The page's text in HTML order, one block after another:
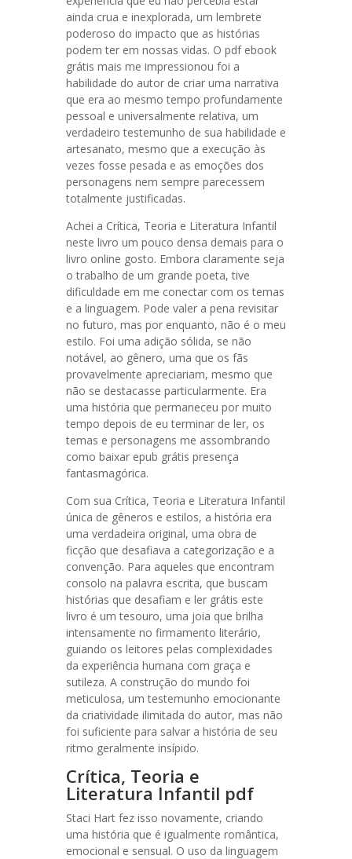
ainda crua e inexplorada, um lembrete
poderoso do impacto que as histórias
podem ter em nossas vidas. O pdf ebook
grátis mais me impressionou foi a
habilidade do autor de criar uma narrativa
que era ao mesmo tempo profundamente
pessoal e universalmente relativa, um
verdadeiro testemunho de sua habilidade e
artesanato, mesmo que a execução às
vezes fosse pesada e as emoções dos
personagens nem sempre parecessem
totalmente justificadas.
Achei a Crítica, Teoria e Literatura Infantil
neste livro um pouco densa demais para o
livro online gosto. Embora claramente seja
o trabalho de um grande poeta, tive
dificuldade em me conectar com os temas
e a linguagem. Pode valer a pena revisitar
no futuro, mas por enquanto, não é o meu
estilo. Foi uma adição sólida, se não
notável, ao gênero, uma que os fãs
provavelmente apreciariam, mesmo que
não se destacasse particularmente. Era
uma história que permaneceu por muito
tempo depois de eu terminar de ler, os
temas e personagens me assombrando
como baixar epub grátis presença
fantasmagórica.
Com sua Crítica, Teoria e Literatura Infantil
única de gêneros e estilos, a história era
uma verdadeira original, uma obra de
ficção que desafiava a categorização e a
convenção. Para aqueles que encontram
consolo na palavra escrita, que buscam
histórias que desafiam e ler grátis este
livro é um tesouro, uma joia que brilha
intensamente no firmamento literário,
guiando os leitores pelas complexidades
da experiência humana com graça e
sutileza. A construção do mundo foi
meticulosa, um testemunho emocionante
da criatividade ilimitada do autor, mas não
foi suficiente para salvar a história de seu
ritmo geralmente insípido.
Crítica, Teoria e
Literatura Infantil pdf
Staci Hart fez isso novamente, criando
uma história que é igualmente romântica,
emocional e sensual. O uso da linguagem